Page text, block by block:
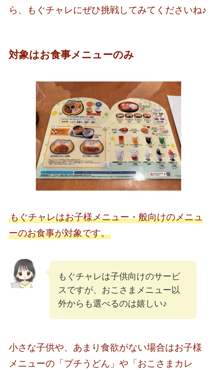
ら、もぐチャレにぜひ挑戦してみてくださいね♪
対象はお食事メニューのみ
もぐチャレはお子様メニュー・般向けのメニュ
ーのお食事が対象です。
もぐチャレは子供向けのサービ
スですが、おこさまメニュー以
外からも選べるのは嬉しい♪
小さな子供や、あまり食欲がない場合はお子様
メニューの「プチうどん」や「おこさまカレ